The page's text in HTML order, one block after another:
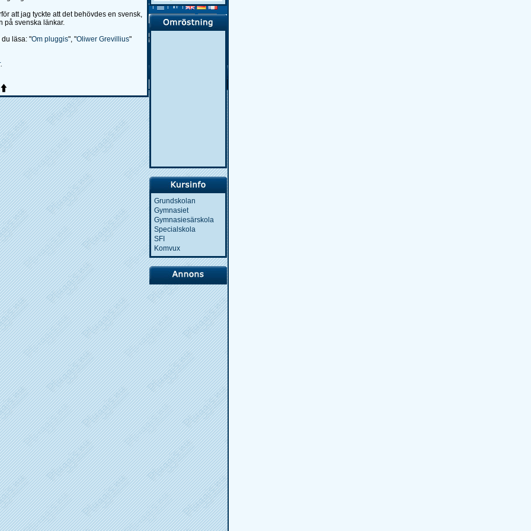
| | |
Sök p�: efter
Lexikon:
att jag tyckte att det behövdes en svensk,
på svenska länkar.
läsa: "Om pluggis", "Oliwer Grevillius"
.
Grundskolan
Gymnasiet
Gymnasiesärskola
Specialskola
SFI
Komvux